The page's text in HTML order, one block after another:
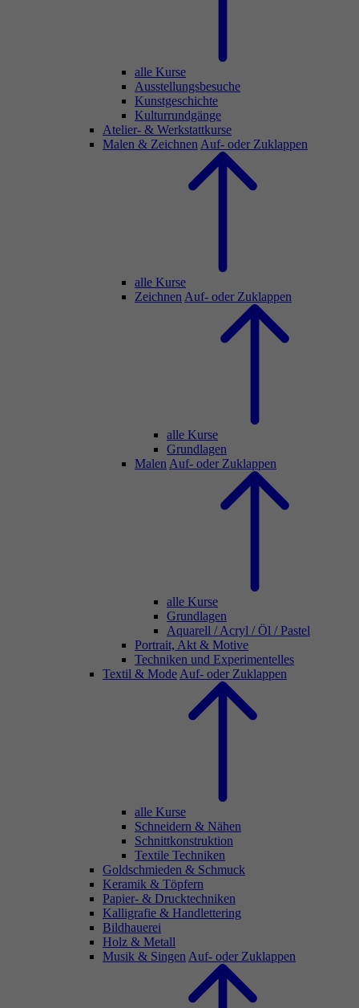
alle Kurse
Ausstellungsbesuche
Kunstgeschichte
Kulturrundgänge
Atelier- & Werkstattkurse
Malen & Zeichnen Auf- oder Zuklappen
alle Kurse
Zeichnen Auf- oder Zuklappen
alle Kurse
Grundlagen
Malen Auf- oder Zuklappen
alle Kurse
Grundlagen
Aquarell / Acryl / Öl / Pastel
Portrait, Akt & Motive
Techniken und Experimentelles
Textil & Mode Auf- oder Zuklappen
alle Kurse
Schneidern & Nähen
Schnittkonstruktion
Textile Techniken
Goldschmieden & Schmuck
Keramik & Töpfern
Papier- & Drucktechniken
Kalligrafie & Handlettering
Bildhauerei
Holz & Metall
Musik & Singen Auf- oder Zuklappen